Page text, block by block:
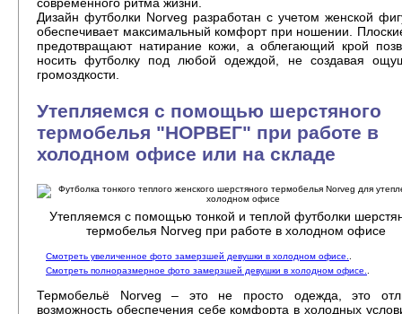
современного ритма жизни.
Дизайн футболки Norveg разработан с учетом женской
обеспечивает максимальный комфорт при ношении.
предотвращают натирание кожи, а облегающий крой
носить футболку под любой одеждой, не создавая
громоздкости.
Утепляемся с помощью шерстяного
термобелья "НОРВЕГ" при работе в
холодном офисе или на складе
Утепляемся с помощью тонкой и теплой футболки
термобелья Norveg при работе в холодном офисе
Смотреть увеличенное фото замерзшей девушки в холодном офисе.
Смотреть полноразмерное фото замерзшей девушки в холодном офисе.
Термобельё Norveg – это не просто одежда, это
возможность обеспечения себе комфорта в холодных